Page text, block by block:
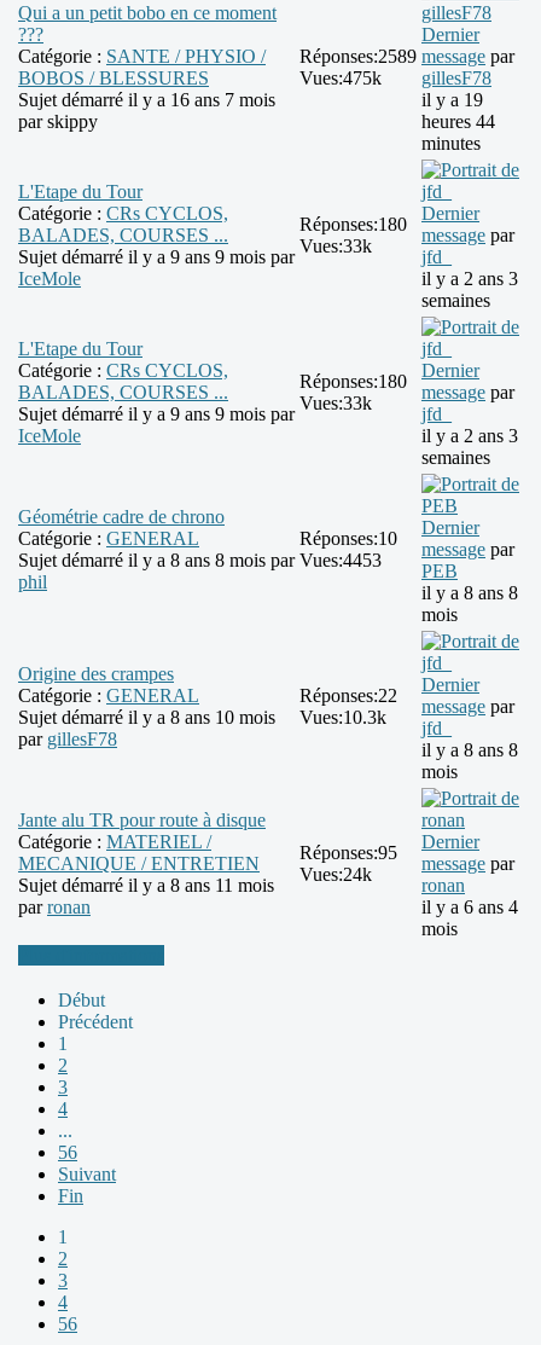
Qui a un petit bobo en ce moment
???
Catégorie : SANTE / PHYSIO /
BOBOS / BLESSURES
Sujet démarré il y a 16 ans 7 mois
parskippy
Réponses:2589
Vues:475k
Dernier
message par
gillesF78
il y a 19
heures 44
minutes
L'Etape du Tour
Catégorie : CRs CYCLOS,
BALADES, COURSES ...
Sujet démarré il y a 9 ans 9 mois par
IceMole
Réponses:180
Vues:33k
Dernier
message par
jfd_
il y a 2 ans 3
semaines
L'Etape du Tour
Catégorie : CRs CYCLOS,
BALADES, COURSES ...
Sujet démarré il y a 9 ans 9 mois par
IceMole
Réponses:180
Vues:33k
Dernier
message par
jfd_
il y a 2 ans 3
semaines
Géométrie cadre de chrono
Catégorie : GENERAL
Sujet démarré il y a 8 ans 8 mois par
phil
Réponses:10
Vues:4453
Dernier
message par
PEB
il y a 8 ans 8
mois
Origine des crampes
Catégorie : GENERAL
Sujet démarré il y a 8 ans 10 mois
par gillesF78
Réponses:22
Vues:10.3k
Dernier
message par
jfd_
il y a 8 ans 8
mois
Jante alu TR pour route à disque
Catégorie : MATERIEL /
MECANIQUE / ENTRETIEN
Sujet démarré il y a 8 ans 11 mois
parronan
Réponses:95
Vues:24k
Dernier
message par
ronan
il y a 6 ans 4
mois
Début
Précédent
1
2
3
4
...
56
Suivant
Fin
1
2
3
4
56